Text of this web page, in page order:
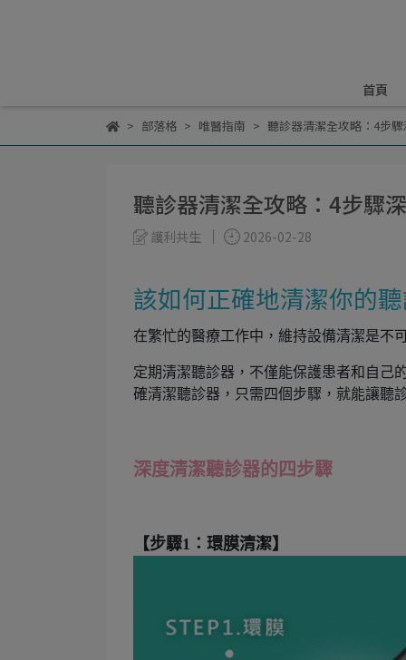
首頁
部落格 唯醫指南 聽診器清潔全攻略：4步
聽診器清潔全攻略：4步驟
護利共生 2026-02-28
該如何正確地清潔你的
在繁忙的醫療工作中，維持設備清潔是不
定期清潔聽診器，不僅能保護患者和自己
確清潔聽診器，只需四個步驟，就能讓聽
深度清潔聽診器的四步驟
【步驟1：環膜清潔】